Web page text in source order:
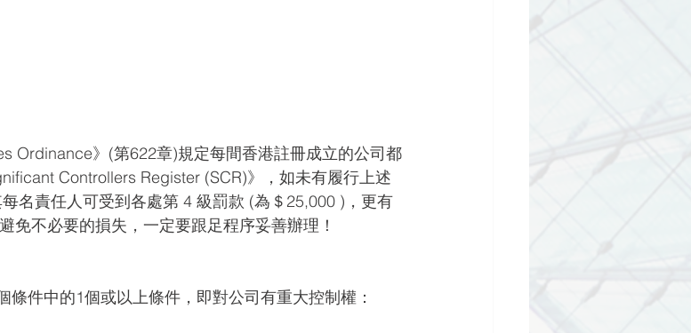
Ordinance》(第622章)規定每間香港註冊成立的公司都
Controllers Register (SCR)》，如未有履行上述
名責任人可受到各處第 4 級罰款 (為＄25,000 )，更有
免不必要的損失，一定要跟足程序妥善辦理！
件中的1個或以上條件，即對公司有重大控制權：